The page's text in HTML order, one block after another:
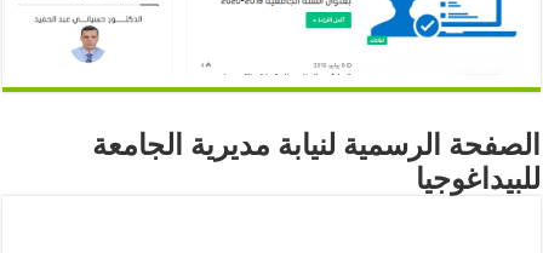
الصفحة الرسمية لنيابة مديرية الجامعة
للبيداغوجيا